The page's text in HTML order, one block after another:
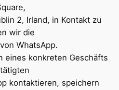
2, Irland, in Kontakt zu
wir die
WhatsApp.
eines konkreten Geschäfts
kontaktieren, speichern